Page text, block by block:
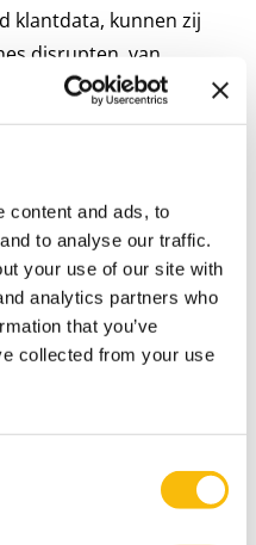
content and ads, to
to analyse our traffic.
your use of our site with
analytics partners who
that you’ve
collected from your use
klantdata, kunnen zij
disrupten, van
en dat biedt niet alleen
wat startups die hierin
in
grote naam.”
dat gevoel voor
directie. Stel de board
toekomstbeeld?
adaptief genoeg is om